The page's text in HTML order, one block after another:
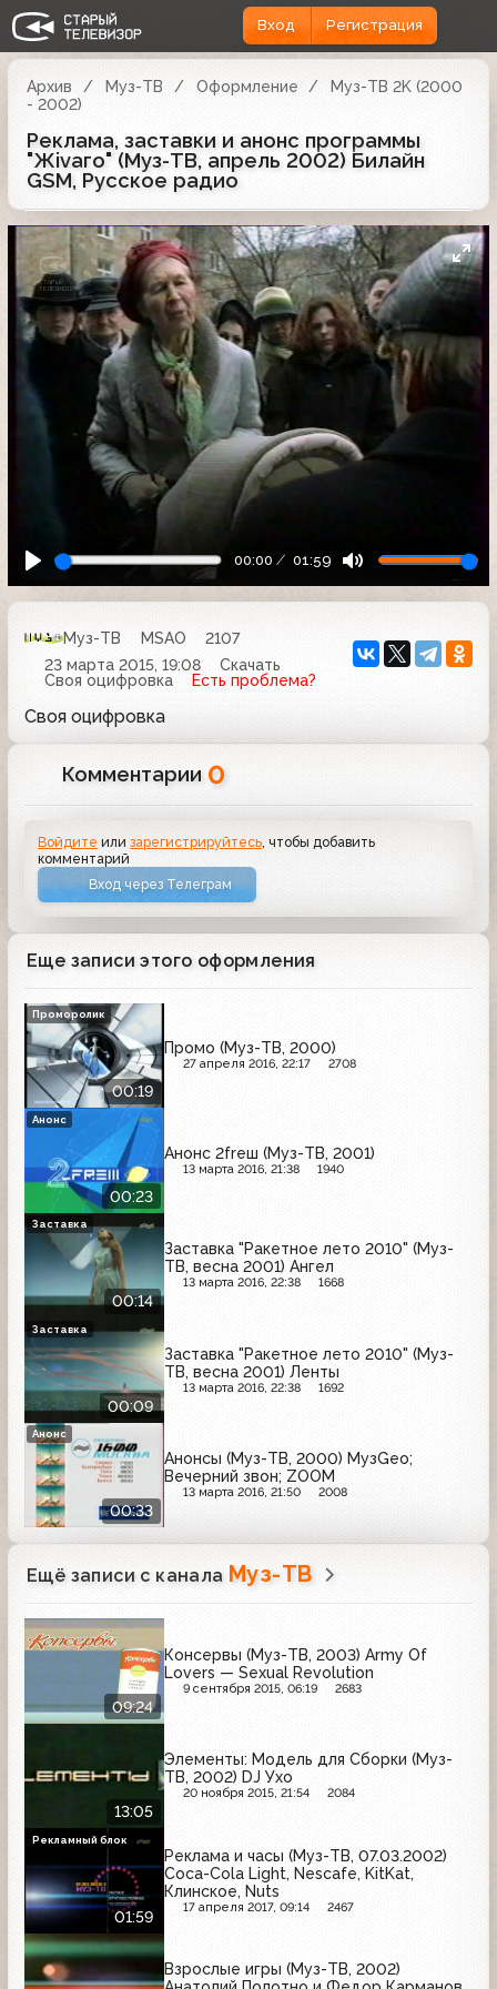
Вход Регистрация
Архив Муз-ТВ Оформление
Муз-ТВ 2K (2000
- 2002)
Реклама, заставки и анонс программы
"Жivаго" (Муз-ТВ, апрель 2002) Билайн
GSM, Русское радио
00:00 01:59
Муз-ТВ MSAO
2107
23 марта 2015, 19:08
Скачать
Своя оцифровка
Есть проблема?
Своя оцифровка
Комментарии 0
Войдите илизарегистрируйтесь, чтобы добавить
комментарий
Вход через Телеграм
Еще записи этого оформления
00:19
Промо (Муз-ТВ, 2000)
27 апреля 2016, 22:17 2708
Проморолик
00:23
Анонс 2freш (Муз-ТВ, 2001)
13 марта 2016, 21:38 1940
Анонс
00:14
Заставка "Ракетное лето 2010" (Муз-
ТВ, весна 2001) Ангел
13 марта 2016, 22:38 1668
Заставка
00:09
Заставка "Ракетное лето 2010" (Муз-
ТВ, весна 2001) Ленты
13 марта 2016, 22:38 1692
Заставка
00:33
Анонсы (Муз-ТВ, 2000) МузGeo;
Вечерний звон; ZOOM
13 марта 2016, 21:50 2008
Анонс
Ещё записи с канала Муз-ТВ
09:24
Консервы (Муз-ТВ, 2003) Army Of
Lovers — Sexual Revolution
9 сентября 2015, 06:19 2683
13:05
Элементы: Модель для Сборки (Муз-
ТВ, 2002) DJ Ухо
20 ноября 2015, 21:54 2084
01:59
Реклама и часы (Муз-ТВ, 07.03.2002)
Coca-Cola Light, Nescafe, KitKat,
Клинское, Nuts
17 апреля 2017, 09:14 2467
Рекламный блок
Взрослые игры (Муз-ТВ, 2002)